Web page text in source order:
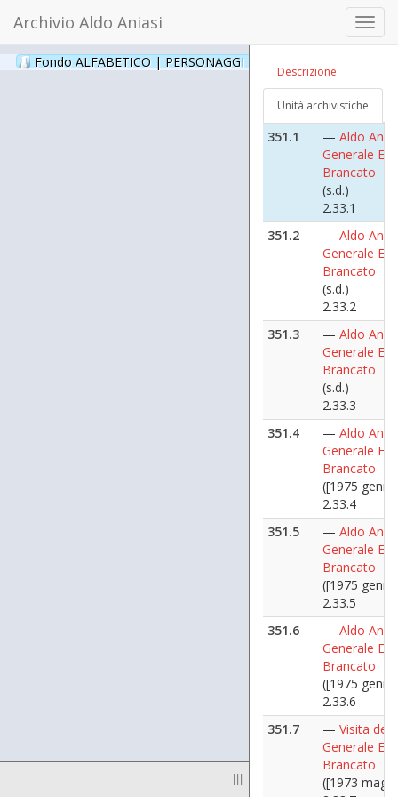
Archivio Aldo Aniasi
Fondo ALFABETICO | PERSONAGGI _ Archivio Fotografico
|||
Descrizione
Unità archivistiche
2.21.2
([1971
- [1975
2.33
351.1
— Aldo
Generale
Brancato
(s.d.)
2.33.1
351.2
— Aldo
Generale
Brancato
(s.d.)
2.33.2
351.3
— Aldo
Generale
Brancato
(s.d.)
2.33.3
351.4
— Aldo
Generale
Brancato
([1975
2.33.4
351.5
— Aldo
Generale
Brancato
([1975
2.33.5
351.6
— Aldo
Generale
Brancato
([1975
2.33.6
351.7
— Visita del
Generale
Brancato
([1973